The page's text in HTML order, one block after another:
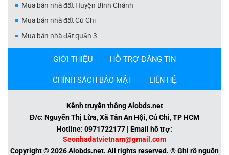
Mua bán nhà đất Huyện Bình Chánh
Mua bán nhà đất Củ Chi
Mua bán nhà đất quận 3
GIỚI THIỆU HỖ TRỢ ĐĂNG TIN
CHÍNH SÁCH BẢO MẬT LIÊN HỆ
Kênh truyền thông Alobds.net
Đ/c: Nguyễn Thị Lừa, Xã Tân An Hội, Củ Chi, TP HCM
Hotline: 0971722177 | Email hỗ trợ:
Seonhadatvietnam@gmail.com
Copyright © 2026 Alobds.net. All rights reserved. ® Ghi rõ nguồn